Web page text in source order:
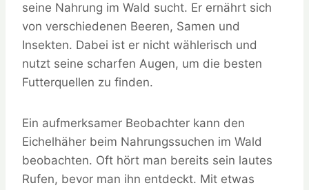
seine Nahrung im Wald sucht. Er ernährt sich
von verschiedenen Beeren, Samen und
Insekten. Dabei ist er nicht wählerisch und
nutzt seine scharfen Augen, um die besten
Futterquellen zu finden.
Ein aufmerksamer Beobachter kann den
Eichelhäher beim Nahrungssuchen im Wald
beobachten. Oft hört man bereits sein lautes
Rufen, bevor man ihn entdeckt. Mit etwas